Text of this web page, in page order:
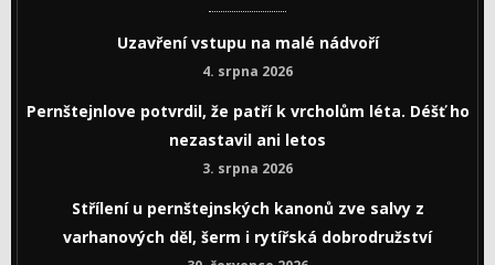
Uzavření vstupu na malé nádvoří
4. srpna 2026
Pernštejnlove potvrdil, že patří k vrcholům léta. Déšť ho
nezastavil ani letos
3. srpna 2026
Střílení u pernštejnských kanonů zve salvy z
varhanových děl, šerm i rytířská dobrodružství